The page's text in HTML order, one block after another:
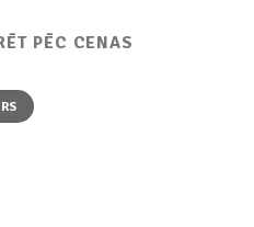
PĒC CENAS